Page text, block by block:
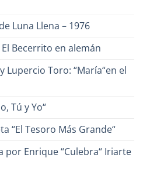
Luna Llena – 1976
Becerrito en alemán
Lupercio Toro: “María“en el
Tú y Yo“
“El Tesoro Más Grande“
por Enrique “Culebra“ Iriarte